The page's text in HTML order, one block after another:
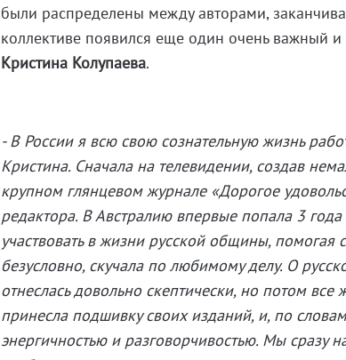
были распределены между авторами,
коллективе появился еще один очень важный
Кристина Колупаева.
- В России я всю свою сознательную жизнь
Кристина. Сначала на телевидении, создав
крупном глянцевом журнале «Дорогое
редактора. В Австралию впервые попала 3 года
участвовать в жизни русской общины,
безусловно, скучала по любимому делу. О
отнеслась довольно скептически, но потом
принесла подшивку своих изданий, и, по
энергичностью и разговорчивостью. Мы сразу